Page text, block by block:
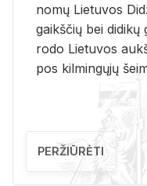
no­mų Lie­tu­vos
gaikš­čių bei
ro­do Lie­tu­vos
pos kil­min­gų­jų
PERŽIŪRĖTI